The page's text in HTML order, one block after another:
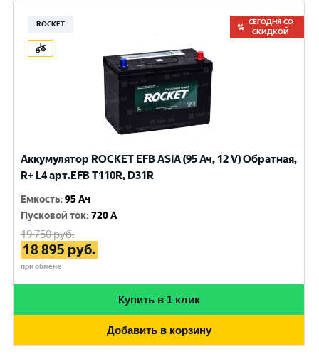
ROCKET
СЕГОДНЯ СО
СКИДКОЙ
Аккумулятор ROCKET EFB ASIA (95 Ач, 12 V) Обратная,
R+ L4 арт.EFB T110R, D31R
Емкость:95 Ач
Пусковой ток:720 A
19 750руб.
18 895 руб.
при обмене
Купить в 1 клик
Добавить в корзину